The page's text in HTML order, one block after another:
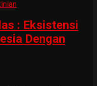
: Eksistensi
Dengan